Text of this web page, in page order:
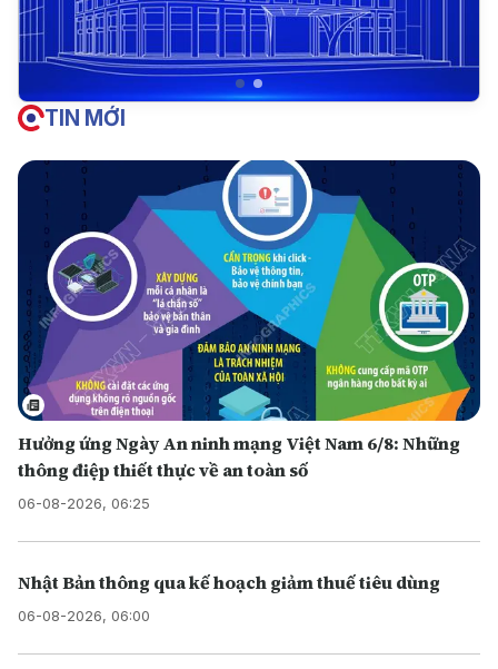
TIN MỚI
Hưởng ứng Ngày An ninh mạng Việt Nam 6/8: Những
thông điệp thiết thực về an toàn số
06-08-2026, 06:25
Nhật Bản thông qua kế hoạch giảm thuế tiêu dùng
06-08-2026, 06:00